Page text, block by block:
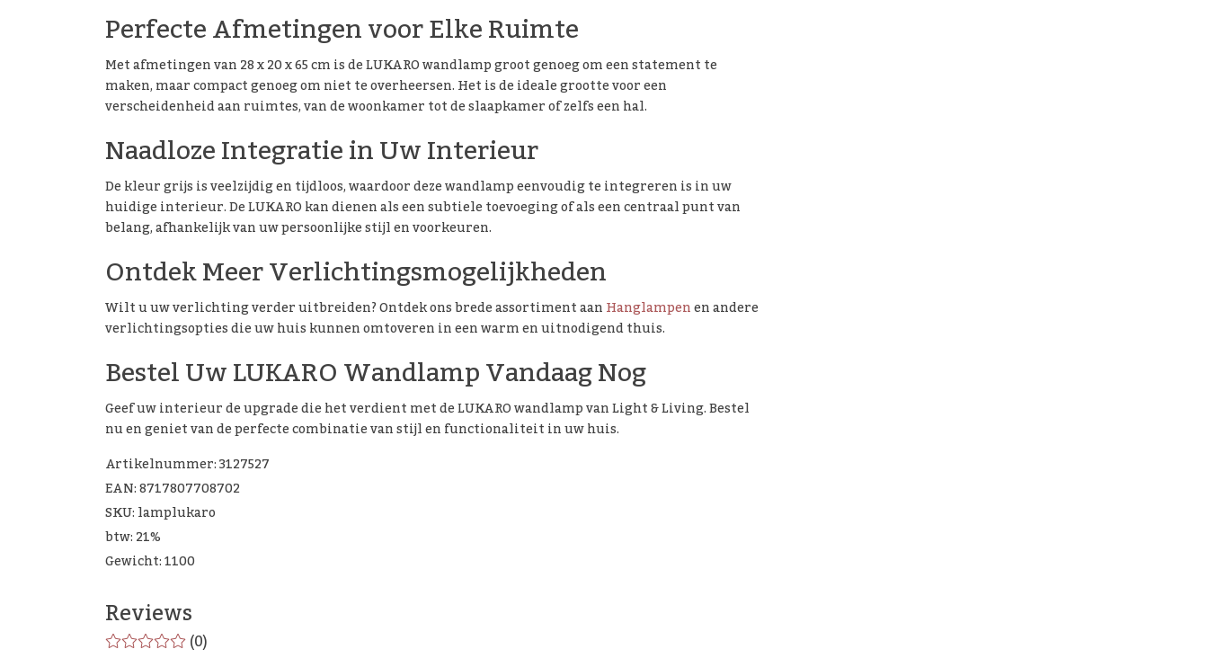
Perfecte Afmetingen voor Elke Ruimte
Met afmetingen van 28 x 20 x 65 cm is de LUKARO wandlamp groot genoeg om een statement te
maken, maar compact genoeg om niet te overheersen. Het is de ideale grootte voor een
verscheidenheid aan ruimtes, van de woonkamer tot de slaapkamer of zelfs een hal.
Naadloze Integratie in Uw Interieur
De kleur grijs is veelzijdig en tijdloos, waardoor deze wandlamp eenvoudig te integreren is in uw
huidige interieur. De LUKARO kan dienen als een subtiele toevoeging of als een centraal punt van
belang, afhankelijk van uw persoonlijke stijl en voorkeuren.
Ontdek Meer Verlichtingsmogelijkheden
Wilt u uw verlichting verder uitbreiden? Ontdek ons brede assortiment aanHanglampenen andere
verlichtingsopties die uw huis kunnen omtoveren in een warm en uitnodigend thuis.
Bestel Uw LUKARO Wandlamp Vandaag Nog
Geef uw interieur de upgrade die het verdient met de LUKARO wandlamp van Light & Living. Bestel
nu en geniet van de perfecte combinatie van stijl en functionaliteit in uw huis.
Artikelnummer: 3127527
EAN: 8717807708702
SKU: lamplukaro
btw: 21%
Gewicht: 1100
Reviews
(0)